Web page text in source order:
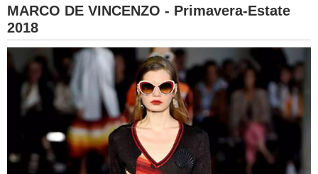
MARCO DE VINCENZO - Primavera-Estate
2018